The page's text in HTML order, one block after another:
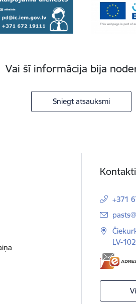
Vai šī informācija bija
Sniegt atsauksmi
Kontakti
+371
E-
LV-